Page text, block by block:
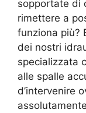
sopportate di
rimettere a
funziona più?
dei nostri
specializzata
alle spalle
d’intervenire